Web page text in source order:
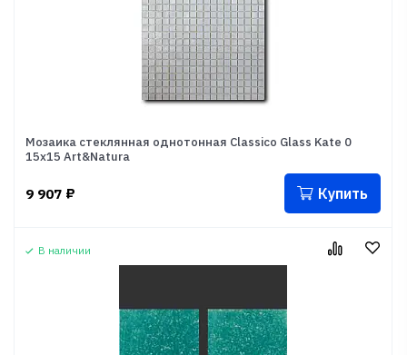
Мозаика стеклянная однотонная Classico Glass Kate 0
15x15 Art&Natura
9 907 ₽ Купить
В наличии